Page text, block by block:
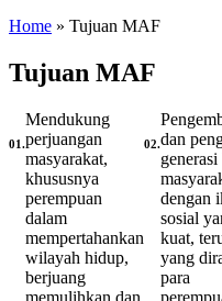
Home » Tujuan MAF
Tujuan MAF
01.
Mendukung
perjuangan
masyarakat,
khususnya
perempuan
dalam
mempertahankan
wilayah hidup,
berjuang
02.dan
generasi
dengan
sosial
kuat,
yang
para